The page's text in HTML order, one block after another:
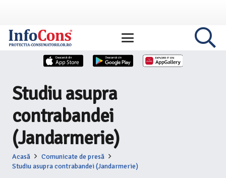
Studiu asupra
contrabandei
(Jandarmerie)
Acasă
Comunicate de presă
Studiu asupra contrabandei (Jandarmerie)